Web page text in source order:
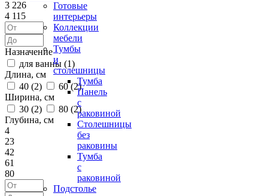
Готовые
интерьеры
Коллекции
мебели
Тумбы
и
столешницы
Тумба
Панель
с
раковиной
Столешницы
без
раковины
Тумба
с
раковиной
Подстолье
3 226
4 115
Назначение
для ванны (1)
Длина, см
40 (2) 60 (2)
Ширина, см
30 (2) 80 (2)
Глубина, см
4
23
42
61
80